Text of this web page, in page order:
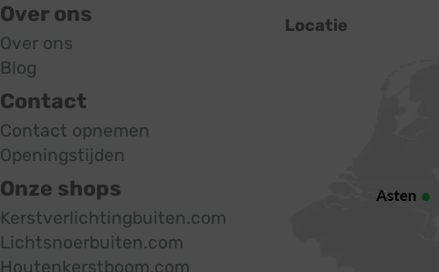
Over ons
Over ons
Blog
Contact
Contact opnemen
Openingstijden
Onze shops
Kerstverlichtingbuiten.com
Lichtsnoerbuiten.com
Houtenkerstboom.com
Locatie